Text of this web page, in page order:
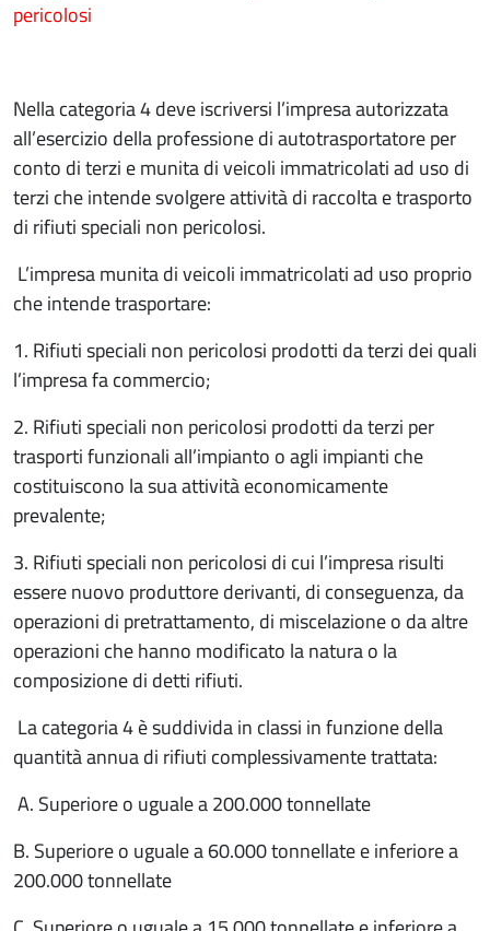
pericolosi
Nella categoria 4 deve iscriversi l’impresa autorizzata
all’esercizio della professione di autotrasportatore per
conto di terzi e munita di veicoli immatricolati ad uso di
terzi che intende svolgere attività di raccolta e trasporto
di rifiuti speciali non pericolosi.
L’impresa munita di veicoli immatricolati ad uso proprio
che intende trasportare:
1. Rifiuti speciali non pericolosi prodotti da terzi dei quali
l’impresa fa commercio;
2. Rifiuti speciali non pericolosi prodotti da terzi per
trasporti funzionali all’impianto o agli impianti che
costituiscono la sua attività economicamente
prevalente;
3. Rifiuti speciali non pericolosi di cui l’impresa risulti
essere nuovo produttore derivanti, di conseguenza, da
operazioni di pretrattamento, di miscelazione o da altre
operazioni che hanno modificato la natura o la
composizione di detti rifiuti.
La categoria 4 è suddivida in classi in funzione della
quantità annua di rifiuti complessivamente trattata:
A. Superiore o uguale a 200.000 tonnellate
B. Superiore o uguale a 60.000 tonnellate e inferiore a
200.000 tonnellate